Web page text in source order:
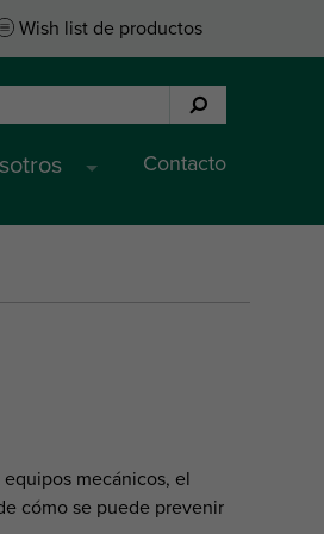
Wish list de productos
Contacto
mecánicos, el
cómo se puede prevenir